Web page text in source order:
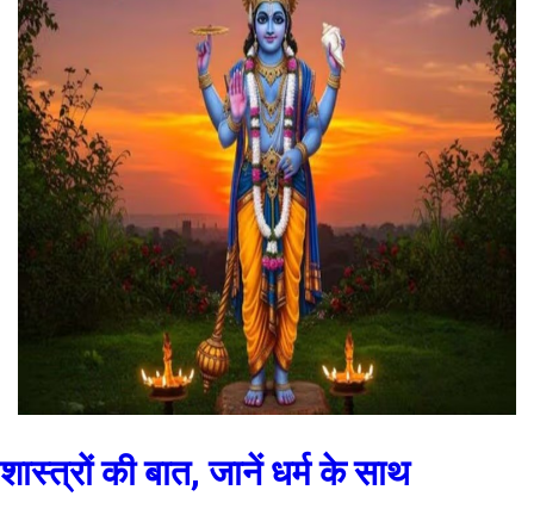
शास्त्रों की बात, जानें धर्म के साथ